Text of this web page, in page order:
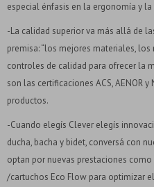
especial énfasis en la ergonomía y
-La calidad superior va más allá de
premisa: “los mejores materiales,
controles de calidad para ofrecer la
son las certificaciones ACS, AENOR
productos.
-Cuando elegís Clever elegís
ducha, bacha y bidet, conversá con
optan por nuevas prestaciones
/cartuchos Eco Flow para optimizar